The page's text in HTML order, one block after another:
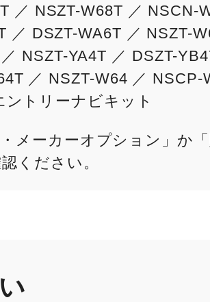
／ NSZT-W68T ／ NSCN-
／ DSZT-WA6T ／ NSZT-
NSZT-YA4T ／ DSZT-
／ NSZT-W64 ／ NSCP-
トリーナビキット
メーカーオプション」か
ください。